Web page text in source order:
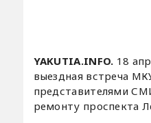
YAKUTIA.INFO. 18
выездная встреча
представителями
ремонту проспекта